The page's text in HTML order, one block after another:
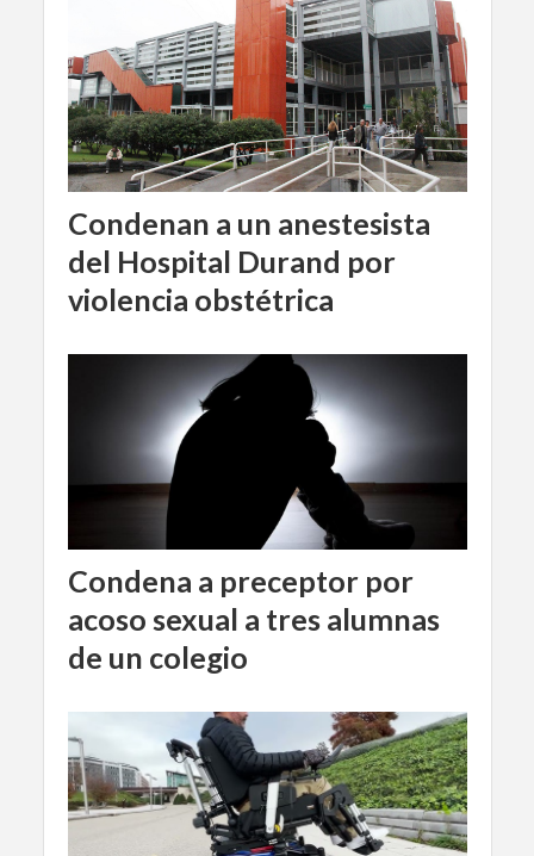
Condenan a un anestesista
del Hospital Durand por
violencia obstétrica
Condena a preceptor por
acoso sexual a tres alumnas
de un colegio